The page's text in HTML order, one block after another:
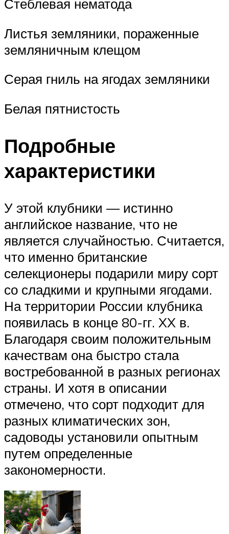
Стеблевая нематода
Листья земляники, пораженные
земляничным клещом
Серая гниль на ягодах земляники
Белая пятнистость
Подробные
характеристики
У этой клубники — истинно
английское название, что не
является случайностью. Считается,
что именно британские
селекционеры подарили миру сорт
со сладкими и крупными ягодами.
На территории России клубника
появилась в конце 80-гг. XX в.
Благодаря своим положительным
качествам она быстро стала
востребованной в разных регионах
страны. И хотя в описании
отмечено, что сорт подходит для
разных климатических зон,
садоводы установили опытным
путем определенные
закономерности.